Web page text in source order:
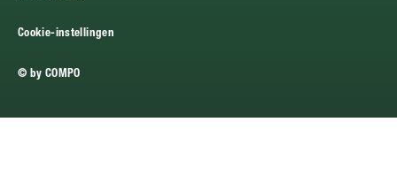
Cookie-instellingen
© by COMPO